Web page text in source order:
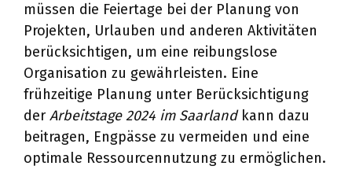
müssen die Feiertage bei der Planung von
Projekten, Urlauben und anderen Aktivitäten
berücksichtigen, um eine reibungslose
Organisation zu gewährleisten. Eine
frühzeitige Planung unter Berücksichtigung
der Arbeitstage 2024 im Saarlandkann dazu
beitragen, Engpässe zu vermeiden und eine
optimale Ressourcennutzung zu ermöglichen.